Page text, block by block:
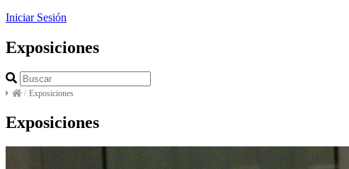
Iniciar Sesión
Exposiciones
/ Exposiciones
Exposiciones